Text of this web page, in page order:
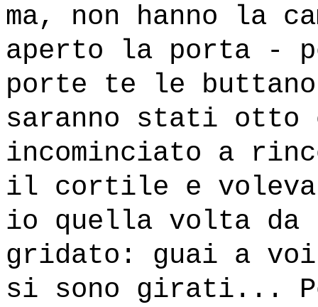
ma, non hanno la
aperto la porta -
porte te le
saranno stati otto
incominciato a
il cortile e
io quella volta da
gridato: guai a
si sono girati...